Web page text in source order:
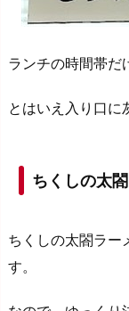
ランチの時間帯だ
とはいえ入り口に
ちくしの太
ちくしの太閤ラー
す。